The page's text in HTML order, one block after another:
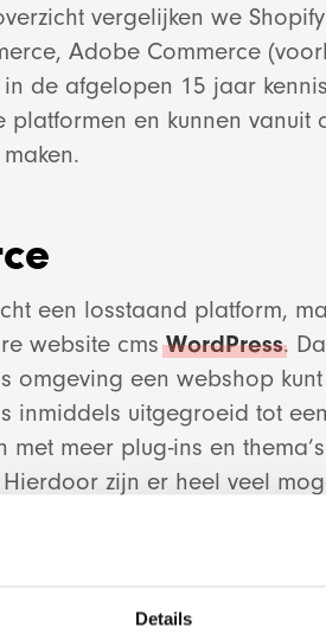
Details
Design &
Red
vergelijken we
Adobe Commerce
de afgelopen 15 jaar
platformen en kunnen vanuit
een losstaand platform,
website cmsWordPress.
omgeving een webshop
inmiddels uitgegroeid tot
meer plug-ins en
zijn er heel veel
van WooCommerce.
webshop een grote groei
WooCommerce.